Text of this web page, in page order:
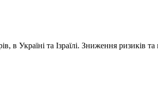
в Україні та Ізраїлі. Зниження ризиків